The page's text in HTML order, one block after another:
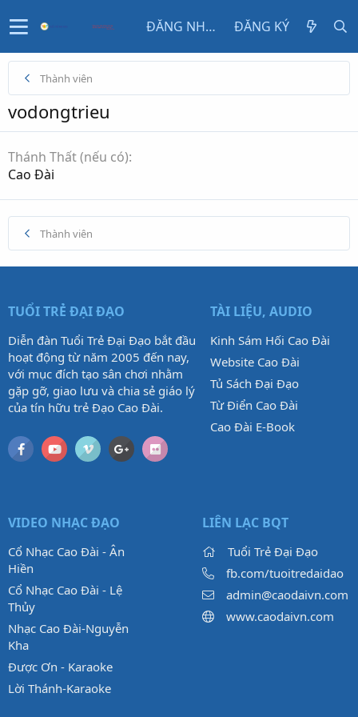
ĐĂNG NHẬP ĐĂNG KÝ
Thành viên
vodongtrieu
Thánh Thất (nếu có)
Cao Đài
Thành viên
TUỔI TRẺ ĐẠI ĐẠO
Diễn đàn Tuổi Trẻ Đại Đạo bắt đầu
hoạt động từ năm 2005 đến nay,
với mục đích tạo sân chơi nhằm
gặp gỡ, giao lưu và chia sẻ giáo lý
của tín hữu trẻ Đạo Cao Đài.
TÀI LIỆU, AUDIO
Kinh Sám Hối Cao Đài
Website Cao Đài
Tủ Sách Đại Đạo
Từ Điển Cao Đài
Cao Đài E-Book
VIDEO NHẠC ĐẠO
Cổ Nhạc Cao Đài - Ân
Hiền
Cổ Nhạc Cao Đài - Lệ
Thủy
Nhạc Cao Đài-Nguyễn
Kha
Được Ơn - Karaoke
Lời Thánh-Karaoke
LIÊN LẠC BQT
Tuổi Trẻ Đại Đạo
fb.com/tuoitredaidao
admin@caodaivn.com
www.caodaivn.com